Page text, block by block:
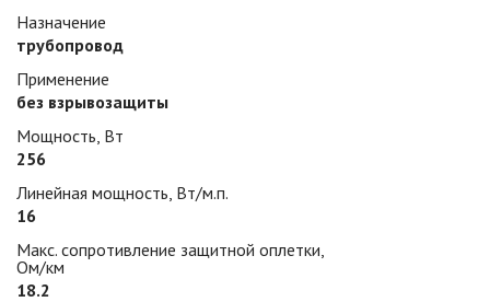
Назначение
трубопровод
Применение
без взрывозащиты
Мощность, Вт
256
Линейная мощность, Вт/м.п.
16
Макс. сопротивление защитной оплетки,
Ом/км
18.2